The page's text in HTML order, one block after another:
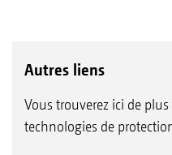
Autres liens
Vous trouverez ici de
technologies de